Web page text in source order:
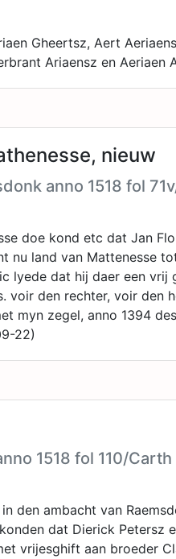
Gheertsz, Aert
Ariaensz en Aeriaen
nieuw
anno 1518 fol
doe kond etc dat Jan
nu land van Mattenesse
lyede dat hij daer een
voir den rechter, voir den
myn zegel, anno 1394
22)
1518 fol 110/
den ambacht van
dat Dierick Petersz
vrijesghift aan broeder